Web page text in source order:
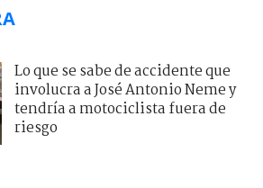
Lo que se sabe de accidente que
involucra a José Antonio Neme y
tendría a motociclista fuera de
riesgo